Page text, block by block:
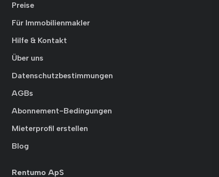
Preise
Für Immobilienmakler
Hilfe & Kontakt
Über uns
Datenschutzbestimmungen
AGBs
Abonnement-Bedingungen
Mieterprofil erstellen
Blog
Rentumo ApS